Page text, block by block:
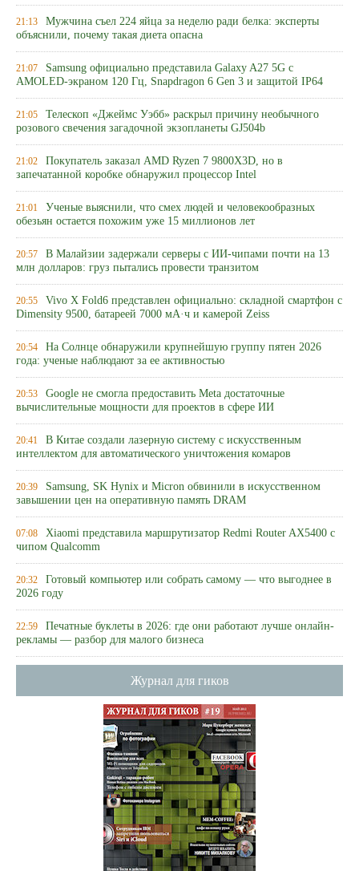
21:13 Мужчина съел 224 яйца за неделю ради белка: эксперты
объяснили, почему такая диета опасна
21:07 Samsung официально представила Galaxy A27 5G с
AMOLED-экраном 120 Гц, Snapdragon 6 Gen 3 и защитой IP64
21:05 Телескоп «Джеймс Уэбб» раскрыл причину необычного
розового свечения загадочной экзопланеты GJ504b
21:02 Покупатель заказал AMD Ryzen 7 9800X3D, но в
запечатанной коробке обнаружил процессор Intel
21:01 Ученые выяснили, что смех людей и человекообразных
обезьян остается похожим уже 15 миллионов лет
20:57 В Малайзии задержали серверы с ИИ-чипами почти на 13
млн долларов: груз пытались провести транзитом
20:55 Vivo X Fold6 представлен официально: складной смартфон с
Dimensity 9500, батареей 7000 мА·ч и камерой Zeiss
20:54 На Солнце обнаружили крупнейшую группу пятен 2026
года: ученые наблюдают за ее активностью
20:53 Google не смогла предоставить Meta достаточные
вычислительные мощности для проектов в сфере ИИ
20:41 В Китае создали лазерную систему с искусственным
интеллектом для автоматического уничтожения комаров
20:39 Samsung, SK Hynix и Micron обвинили в искусственном
завышении цен на оперативную память DRAM
07:08 Xiaomi представила маршрутизатор Redmi Router AX5400 с
чипом Qualcomm
20:32 Готовый компьютер или собрать самому — что выгоднее в
2026 году
22:59 Печатные буклеты в 2026: где они работают лучше онлайн-
рекламы — разбор для малого бизнеса
Журнал для гиков